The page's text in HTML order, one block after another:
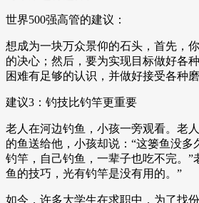
世界500强高管的建议：
想成为一块万众景仰的石头，首先，
的决心；然后，要为实现目标做好各
困难有足够的认识，并做好接受各种
建议3：钓技比钓竿更重要
老人在河边钓鱼，小孩一旁观看。老
的鱼送给他，小孩却说：“这篓鱼没多
钓竿，自己钓鱼，一辈子也吃不完。”
鱼的技巧，光有钓竿是没有用的。”
如今，许多大学生在求职中，为了找